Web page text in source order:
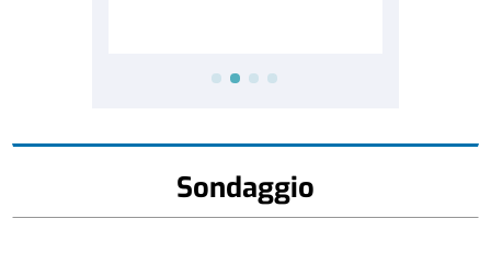
Sondaggio